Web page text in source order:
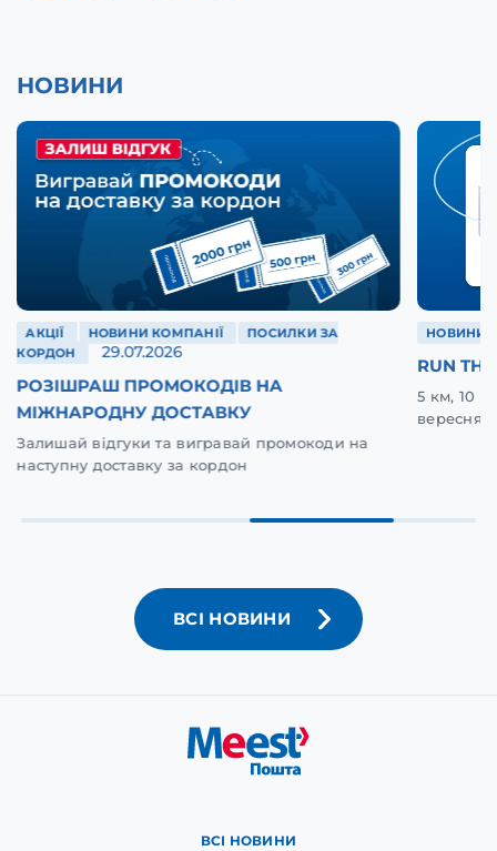
НОВИНИ
АКЦІЇ НОВИНИ КОМПАНІЇ
ПОСИЛКИ ЗА
КОРДОН
29.07.2026
РОЗІШРАШ ПРОМОКОДІВ НА
МІЖНАРОДНУ ДОСТАВКУ
Залишай відгуки та вигравай промокоди на
наступну доставку за кордон
НОВИНИ
RUN
5 км, 10
вересня
ВСІ НОВИНИ
ВСІ НОВИНИ